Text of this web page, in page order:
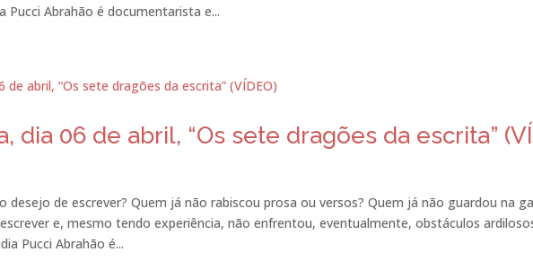
Pucci Abrahão é documentarista e...
dia 06 de abril, “Os sete dragões da escrita”
desejo de escrever? Quem já não rabiscou prosa ou versos? Quem já não guardou na
e, mesmo tendo experiência, não enfrentou, eventualmente, obstáculos
Pucci Abrahão é...